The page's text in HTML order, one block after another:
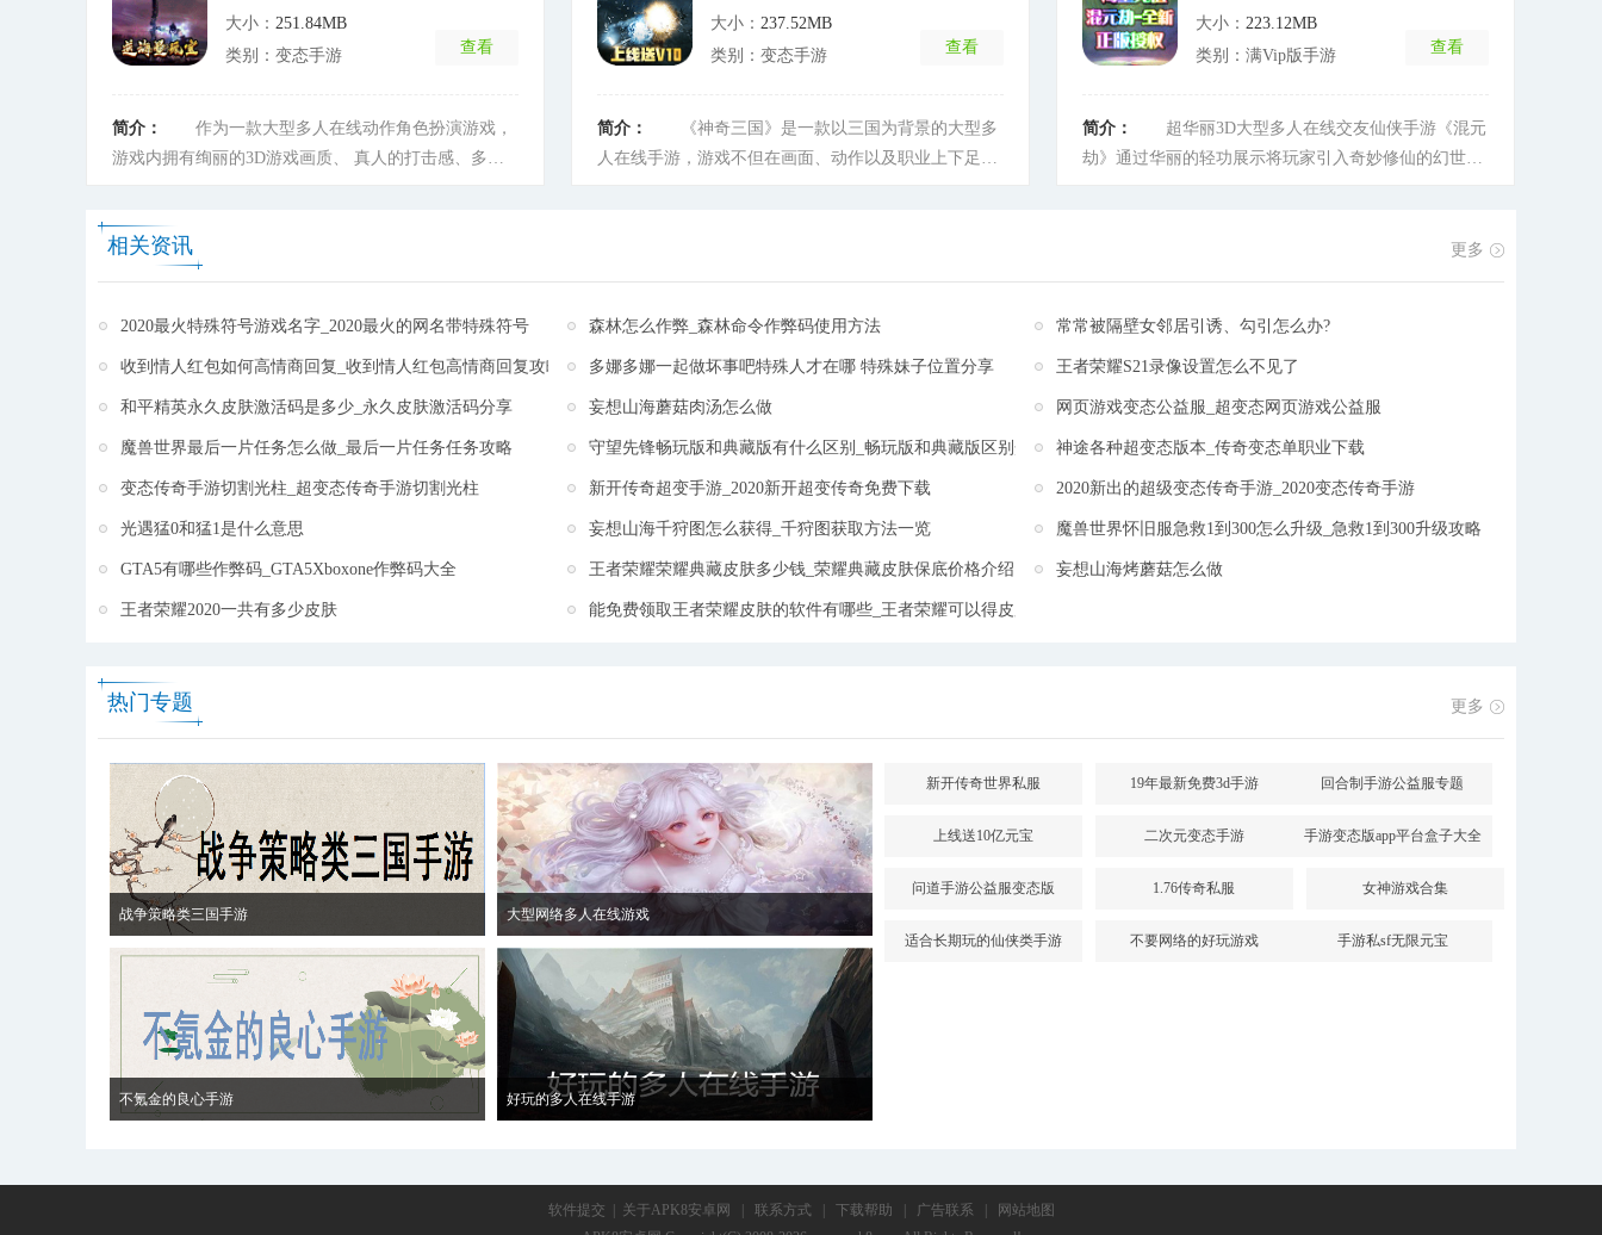
者殿，称霸神魔塔、多样化BOSS系统(单人、多人、世
界、专属、秘境)，更有跨区争霸【众神皇座】等你争夺
神皇之位，无限挑战无尽激激斗让玩家切身体会到一个
级别装备、拉风坐骑和酷炫翅膀!连续登陆更送特殊宠
物、伙伴，海量福利等你拿，助你在江湖中脱颖而出!
[详细]
大陆主宰，下一个大帝也许就是你!
大小： 251.84MB
类别：变态手游
查看
简介：
作为一款大型多人在线动作角色扮演游戏，
游戏内拥有绚丽的3D游戏画质、 真人的打击感、多副
的游戏平衡性以及特殊性，力求给玩家带来全新升级的
游戏体验。全地图无限制速传飞行，全天无限时刷新
启程!除此之外，玩家可以通过仙魔战场、封印妖兽、真
仙之路、跨服竞技等形式满足你的PK欲!登录即送神兵
利器，再也不用担心孤身一身独闯江湖，和仙侣一起享
大小： 237.52MB
类别：变态手游
查看
简介：
《神奇三国》是一款以三国为背景的大型多
人在线手游，游戏不但在画面、动作以及职业上下足了
由你来定。还在等什么，快来这乱世中，杀出属于你的
大小： 223.12MB
类别：满Vip版手游
查看
简介：
超华丽3D大型多人在线交友仙侠手游《混元
劫》通过华丽的轻功展示将玩家引入奇妙修仙的幻世大
送，经验宝库挑战次数全面提升，单次挑战只需2分
钟，享受飞一般的升级体验。更有海量福利等你来拿!独
巨大魔神助攻等等都不在话下，更有交互性极强的情缘
和帮派社交玩法，让你兄弟眷侣双丰收。如何打破隔
阂，不再止步于表面朋友?游戏早已为你准备好方法，
江湖快事，男女双修私窃语交流儿女情长。
相关资讯 更多
2020最火特殊符号游戏名字_2020最火的网名带特殊符号 森林怎么作弊_森林命令作弊码使用方法 常常被隔壁女邻居引诱、勾引怎么办?
收到情人红包如何高情商回复_收到情人红包高情商回复攻略 多娜多娜一起做坏事吧特殊人才在哪 特殊妹子位置分享 王者荣耀S21录像设置怎么不见了
和平精英永久皮肤激活码是多少_永久皮肤激活码分享 妄想山海蘑菇肉汤怎么做 网页游戏变态公益服_超变态网页游戏公益服
魔兽世界最后一片任务怎么做_最后一片任务任务攻略 守望先锋畅玩版和典藏版有什么区别_畅玩版和典藏版区别介绍 神途各种超变态版本_传奇变态单职业下载
变态传奇手游切割光柱_超变态传奇手游切割光柱 新开传奇超变手游_2020新开超变传奇免费下载 2020新出的超级变态传奇手游_2020变态传奇手游
光遇猛0和猛1是什么意思 妄想山海千狩图怎么获得_千狩图获取方法一览 魔兽世界怀旧服急救1到300怎么升级_急救1到300升级攻略
GTA5有哪些作弊码_GTA5Xboxone作弊码大全 王者荣耀荣耀典藏皮肤多少钱_荣耀典藏皮肤保底价格介绍 妄想山海烤蘑菇怎么做
王者荣耀2020一共有多少皮肤 能免费领取王者荣耀皮肤的软件有哪些_王者荣耀可以得皮肤的软件
热门专题 更多
战争策略类三国手游 大型网络多人在线游戏
不氪金的良心手游 好玩的多人在线手游
新开传奇世界私服 19年最新免费3d手游 回合制手游公益服专题
上线送10亿元宝 二次元变态手游 手游变态版app平台盒子大全
问道手游公益服变态版 1.76传奇私服 女神游戏合集
适合长期玩的仙侠类手游 不要网络的好玩游戏 手游私sf无限元宝
软件提交 关于APK8安卓网 联系方式 下载帮助 广告联系
网站地图